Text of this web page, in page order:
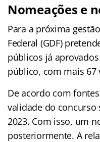
Nomeações e
Para a próxima
Federal (GDF)
públicos já
público, com mais 67
De acordo com
validade do concurso
2023. Com isso, um
posteriormente. A